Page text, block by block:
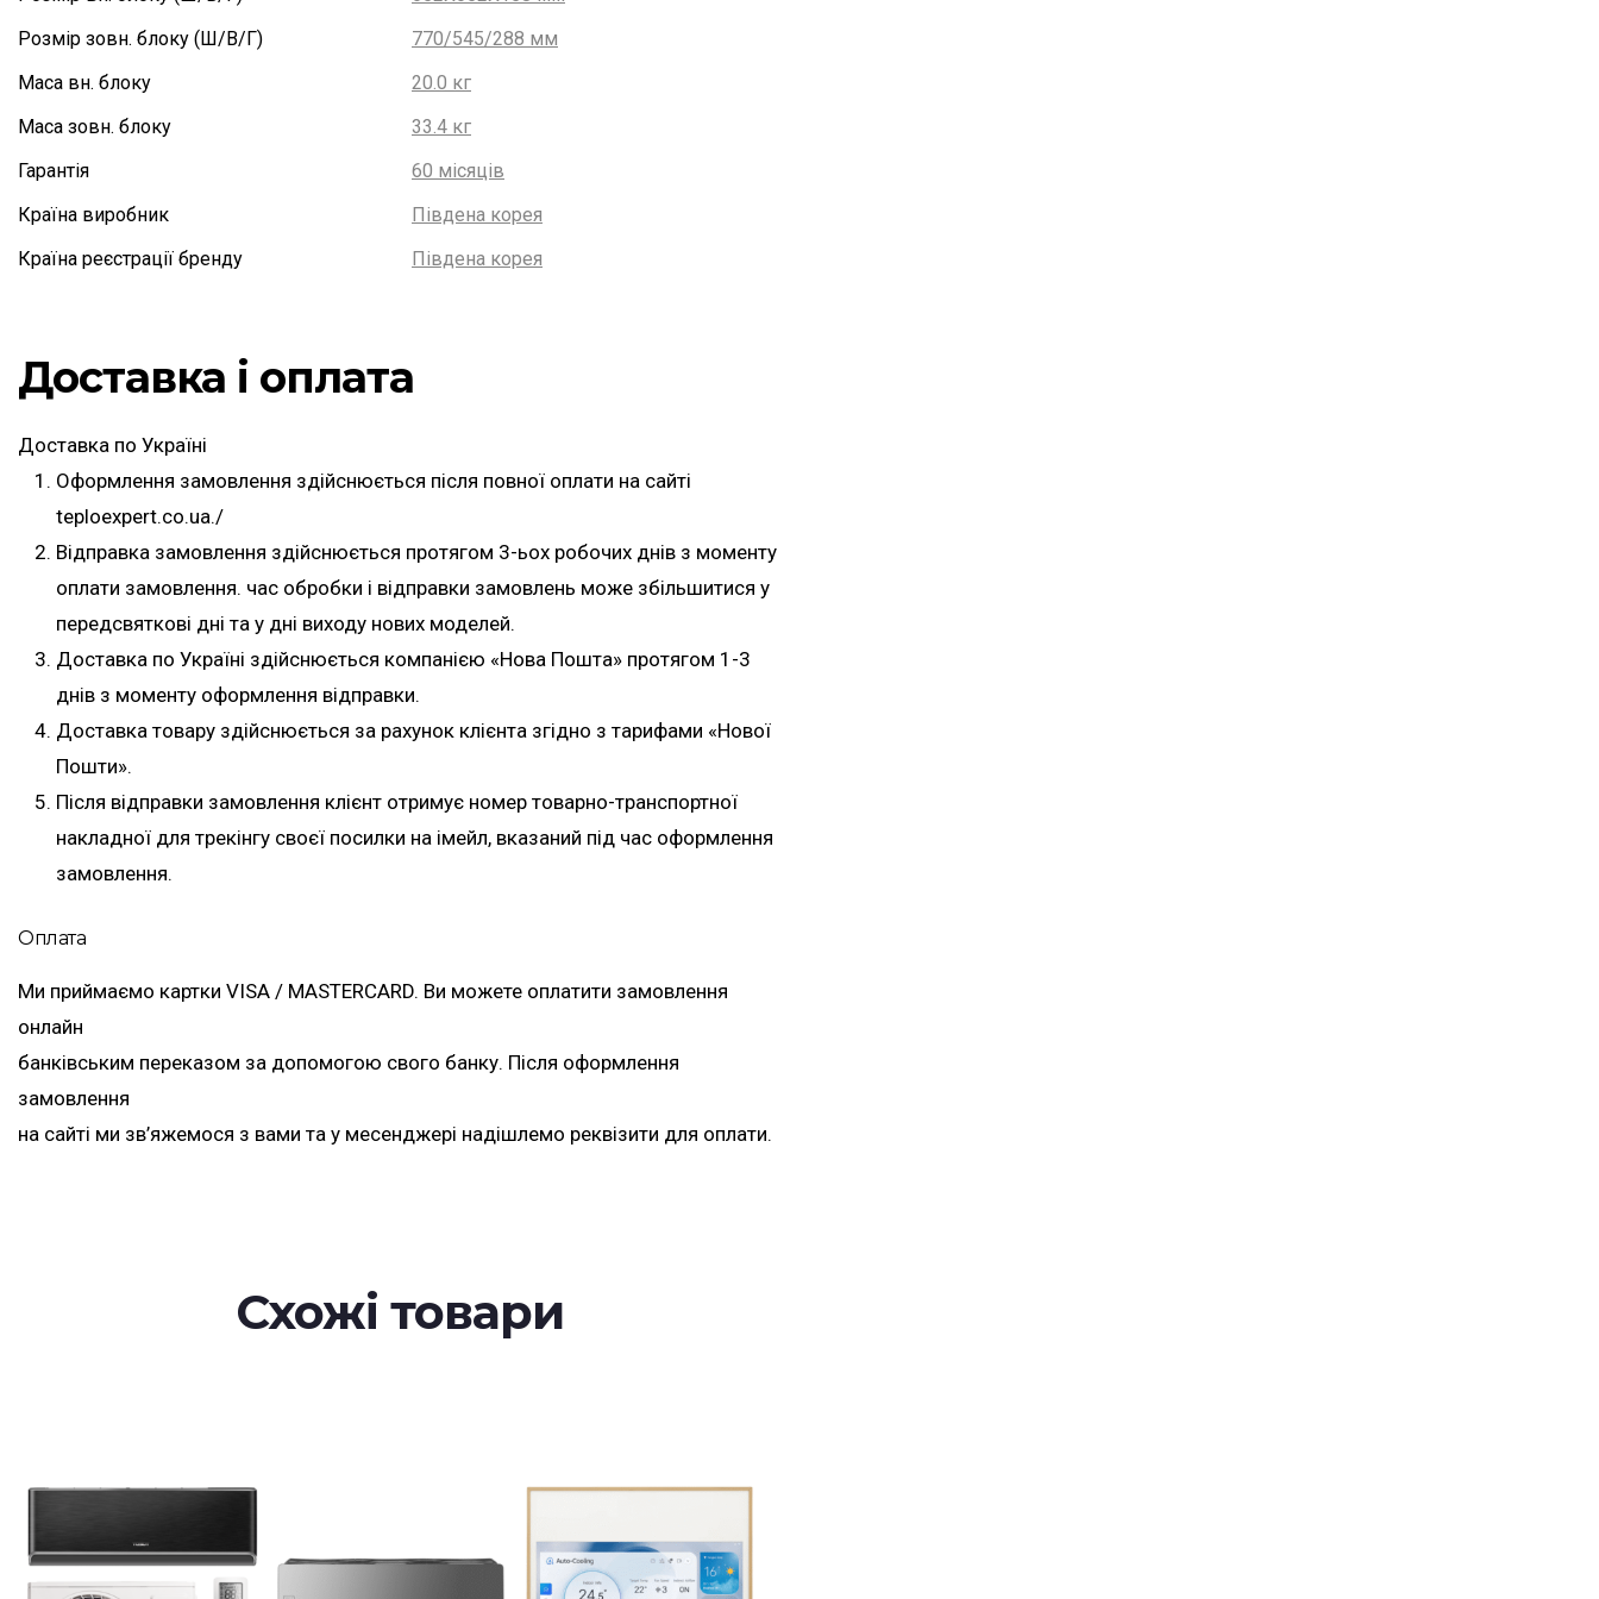
Розмір зовн. блоку (Ш/В/Г)
770/545/288 мм
Маса вн. блоку
20.0 кг
Маса зовн. блоку
33.4 кг
Гарантія
60 місяців
Країна виробник
Південа корея
Країна реєстрації бренду
Південа корея
Доставка і оплата
Доставка по Україні
Оформлення замовлення здійснюється після повної оплати на сайті
teploexpert.co.ua./
Відправка замовлення здійснюється протягом 3-ьох робочих днів з моменту
оплати замовлення. час обробки і відправки замовлень може збільшитися у
передсвяткові дні та у дні виходу нових моделей.
Доставка по Україні здійснюється компанією «Нова Пошта» протягом 1-3
днів з моменту оформлення відправки.
Доставка товару здійснюється за рахунок клієнта згідно з тарифами «Нової
Пошти».
Після відправки замовлення клієнт отримує номер товарно-транспортної
накладної для трекінгу своєї посилки на імейл, вказаний під час оформлення
замовлення.
Оплата
Ми приймаємо картки VISA / MASTERCARD. Ви можете оплатити замовлення
онлайн
банківським переказом за допомогою свого банку. Після оформлення
замовлення
на сайті ми зв’яжемося з вами та у месенджері надішлемо реквізити для оплати.
Схожі товари